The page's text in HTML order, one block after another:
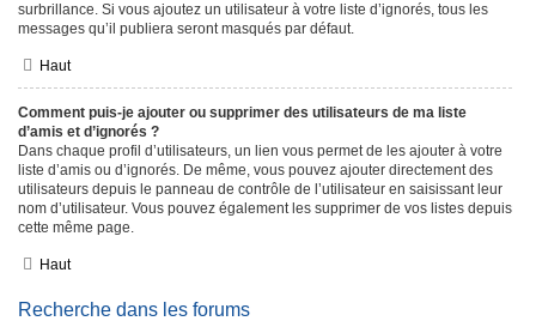
surbrillance. Si vous ajoutez un utilisateur à votre liste d’ignorés, tous les
messages qu’il publiera seront masqués par défaut.
Haut
Comment puis-je ajouter ou supprimer des utilisateurs de ma liste
d’amis et d’ignorés ?
Dans chaque profil d’utilisateurs, un lien vous permet de les ajouter à votre
liste d’amis ou d’ignorés. De même, vous pouvez ajouter directement des
utilisateurs depuis le panneau de contrôle de l’utilisateur en saisissant leur
nom d’utilisateur. Vous pouvez également les supprimer de vos listes depuis
cette même page.
Haut
Recherche dans les forums